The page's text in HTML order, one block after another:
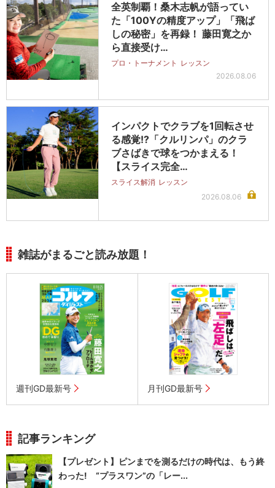
全英制覇！桑木志帆が語ってい
た「100Yの精度アップ」「飛ば
しの秘密」を再録！ 藤田寛之か
ら直接受け…
プロ・トーナメント レッスン
2026.08.06
インパクトでクラブを1回転させ
る感覚!?「クルリンパ」のクラ
ブさばきで球をつかまえる！
【スライス完全…
スライス解消 レッスン
2026.08.06
雑誌がまるごと読み放題！
週刊GD最新号 月刊GD最新号
記事ランキング
【プレゼント】ピンまでを測るだけの時代は、もう終
わった! “プラスワン”の「レー...